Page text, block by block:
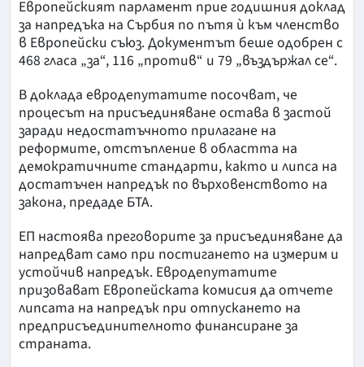
Европейският парламент прие годишния доклад
за напредъка на Сърбия по пътя ѝ към членство
в Европейски съюз. Документът беше одобрен с
468 гласа „за“, 116 „против“ и 79 „въздържал се“.
В доклада евродепутатите посочват, че
процесът на присъединяване остава в застой
заради недостатъчното прилагане на
реформите, отстъпление в областта на
демократичните стандарти, както и липса на
достатъчен напредък по върховенството на
закона, предаде БТА.
ЕП настоява преговорите за присъединяване да
напредват само при постигането на измерим и
устойчив напредък. Евродепутатите
призовават Европейската комисия да отчете
липсата на напредък при отпускането на
предприсъединителното финансиране за
страната.